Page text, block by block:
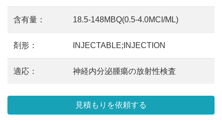
含有量： 18.5-148MBQ(0.5-4.0MCI/ML)
剤形： INJECTABLE;INJECTION
適応： 神経内分泌腫瘍の放射性検査
見積もりを依頼する